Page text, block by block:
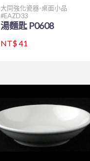
大同強化瓷器-桌面小品
EAZD33
湯麵匙 P0608
NT$ 41